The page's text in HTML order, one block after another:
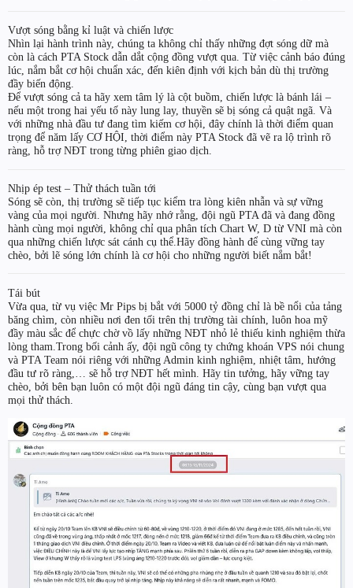
Vượt sóng bằng kỉ luật và chiến lược
Nhìn lại hành trình này, chúng ta không chỉ thấy những đợt sóng dữ mà
còn là cách PTA Stock dẫn dắt cộng đồng vượt qua. Từ việc cảnh báo đúng
lúc, nắm bắt cơ hội chuẩn xác, đến kiên định với kịch bản dù thị trường
đầy biến động.
Để vượt sóng cả ta hãy xem tâm lý là cột buồm, chiến lược là bánh lái –
nếu một trong hai yếu tố này lung lay, thuyền sẽ bị sóng cả quật ngã. Và
với những nhà đầu tư đang tìm kiếm cơ hội, đây chính là thời điểm quan
trọng để năm lấy CƠ HỘI, thời điểm này PTA Stock đã vẽ ra lộ trình rõ
ràng, hỗ trợ NĐT trong từng phiên giao dịch.
Nhịp ép test – Thử thách tuần tới
Sóng sẽ còn, thị trường sẽ tiếp tục kiểm tra lòng kiên nhẫn và sự vững
vàng của mọi người. Nhưng hãy nhớ rằng, đội ngũ PTA đã và đang đồng
hành cùng mọi người, không chỉ qua phân tích Chart W, D từ VNI mà còn
qua những chiến lược sát cánh cụ thể.Hãy đồng hành để cùng vững tay
chèo, bởi lẽ sóng lớn chính là cơ hội cho những người biết nắm bắt!
Tái bút
Vừa qua, từ vụ việc Mr Pips bị bắt với 5000 tỷ đồng chỉ là bề nổi của tảng
băng chìm, còn nhiều nơi đen tối trên thị trường tài chính, luôn hoa mỹ
đầy màu sắc để chực chờ vồ lấy những NĐT nhỏ lẻ thiếu kinh nghiệm thừa
lòng tham.Trong bối cảnh ấy, đội ngũ công ty chứng khoán VPS nói chung
và PTA Team nói riêng với những Admin kinh nghiệm, nhiệt tâm, hướng
đầu tư rõ ràng,… sẽ hỗ trợ NĐT hết mình. Hãy tin tưởng, hãy vững tay
chèo, bởi bên bạn luôn có một đội ngũ đáng tin cậy, cùng bạn vượt qua
mọi thử thách.